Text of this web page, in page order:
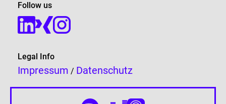
Follow us
Legal Info
Impressum / Datenschutz